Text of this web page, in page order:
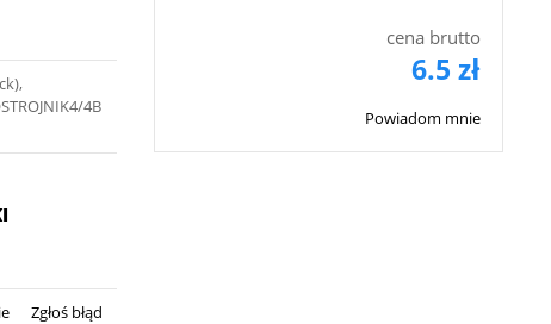
4B
Zgłoś błąd
cena brutto
6.5 zł
Powiadom mnie